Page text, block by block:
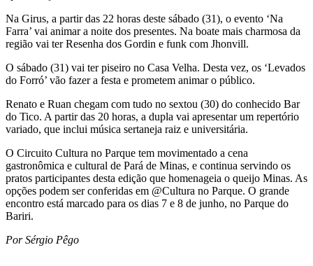
Na Girus, a partir das 22 horas deste sábado (31), o evento ‘Na
Farra’ vai animar a noite dos presentes. Na boate mais charmosa da
região vai ter Resenha dos Gordin e funk com Jhonvill.
O sábado (31) vai ter piseiro no Casa Velha. Desta vez, os ‘Levados
do Forró’ vão fazer a festa e prometem animar o público.
Renato e Ruan chegam com tudo no sextou (30) do conhecido Bar
do Tico. A partir das 20 horas, a dupla vai apresentar um repertório
variado, que inclui música sertaneja raiz e universitária.
O Circuito Cultura no Parque tem movimentado a cena
gastronômica e cultural de Pará de Minas, e continua servindo os
pratos participantes desta edição que homenageia o queijo Minas. As
opções podem ser conferidas em @Cultura no Parque. O grande
encontro está marcado para os dias 7 e 8 de junho, no Parque do
Bariri.
Por Sérgio Pêgo